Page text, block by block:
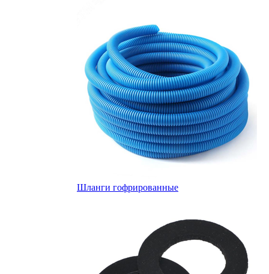
Шланги гофрированные